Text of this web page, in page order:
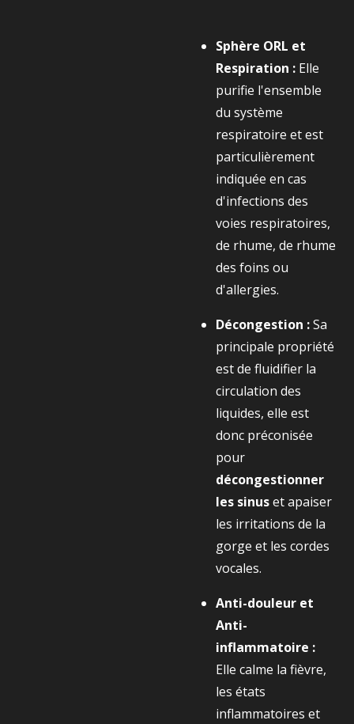
Sphère ORL et
Respiration : Elle
purifie l'ensemble
du système
respiratoire et est
particulièrement
indiquée en cas
d'infections des
voies respiratoires,
de rhume, de rhume
des foins ou
d'allergies.
Décongestion :Sa
principale propriété
est de fluidifier la
circulation des
liquides, elle est
donc préconisée
pour
décongestionner
les sinuset apaiser
les irritations de la
gorge et les cordes
vocales.
Anti-douleur et
Anti-
inflammatoire :
Elle calme la fièvre,
les états
inflammatoires et